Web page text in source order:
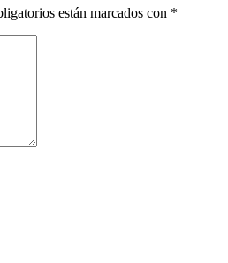
están marcados con *